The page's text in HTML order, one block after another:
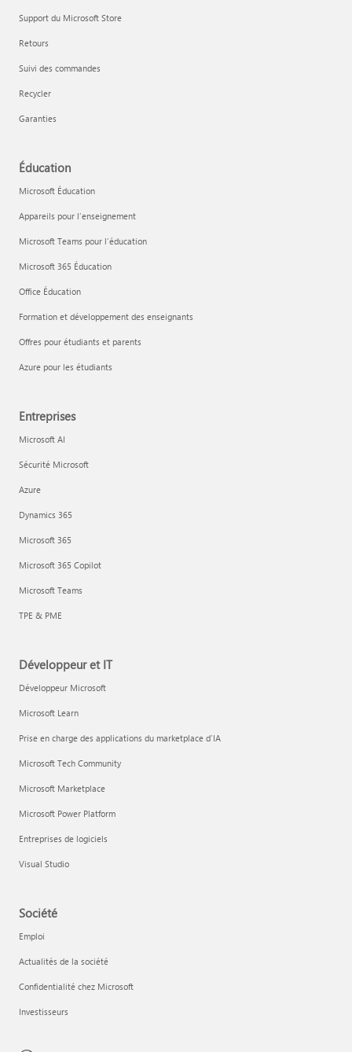
Support du Microsoft Store
Retours
Suivi des commandes
Recycler
Garanties
Éducation
Microsoft Éducation
Appareils pour l’enseignement
Microsoft Teams pour l’éducation
Microsoft 365 Éducation
Office Éducation
Formation et développement des enseignants
Offres pour étudiants et parents
Azure pour les étudiants
Entreprises
Microsoft AI
Sécurité Microsoft
Azure
Dynamics 365
Microsoft 365
Microsoft 365 Copilot
Microsoft Teams
TPE & PME
Développeur et IT
Développeur Microsoft
Microsoft Learn
Prise en charge des applications du marketplace d’IA
Microsoft Tech Community
Microsoft Marketplace
Microsoft Power Platform
Entreprises de logiciels
Visual Studio
Société
Emploi
Actualités de la société
Confidentialité chez Microsoft
Investisseurs